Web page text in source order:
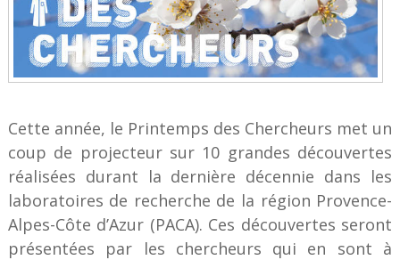
Cette année, le Printemps des Chercheurs met un
coup de projecteur sur 10 grandes découvertes
réalisées durant la dernière décennie dans les
laboratoires de recherche de la région Provence-
Alpes-Côte d’Azur (PACA). Ces découvertes seront
présentées par les chercheurs qui en sont à